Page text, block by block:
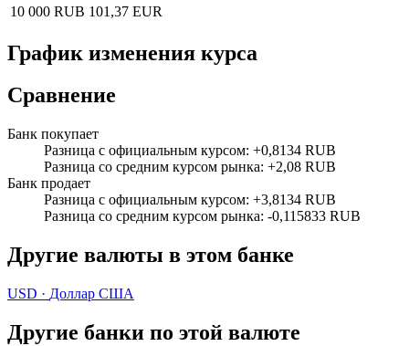
10 000 RUB 101,37 EUR
График изменения курса
Сравнение
Банк покупает
Разница с официальным курсом: +0,8134 RUB
Разница со средним курсом рынка: +2,08 RUB
Банк продает
Разница с официальным курсом: +3,8134 RUB
Разница со средним курсом рынка: -0,115833 RUB
Другие валюты в этом банке
USD · Доллар США
Другие банки по этой валюте